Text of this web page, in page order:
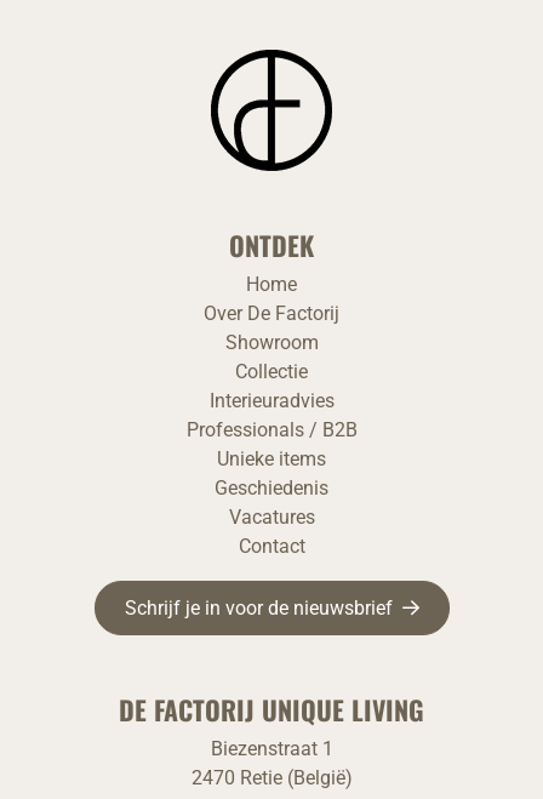
ONTDEK
Home
Over De Factorij
Showroom
Collectie
Interieuradvies
Professionals / B2B
Unieke items
Geschiedenis
Vacatures
Contact
Schrijf je in voor de nieuwsbrief
DE FACTORIJ UNIQUE LIVING
Biezenstraat 1
2470 Retie (België)